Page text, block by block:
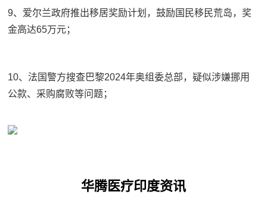
9、爱尔兰政府推出移居奖励计划，鼓励国民移民荒岛，奖
金高达65万元；
10、法国警方搜查巴黎2024年奥组委总部，疑似涉嫌挪用
公款、采购腐败等问题；
华腾医疗印度资讯